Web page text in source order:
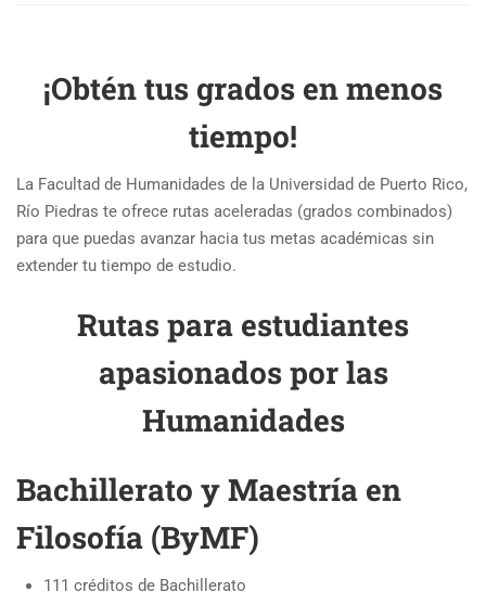
¡Obtén tus grados en menos
tiempo!
La Facultad de Humanidades de la Universidad de Puerto Rico,
Río Piedras te ofrece rutas aceleradas (grados combinados)
para que puedas avanzar hacia tus metas académicas sin
extender tu tiempo de estudio.
Rutas para estudiantes
apasionados por las
Humanidades
Bachillerato y Maestría en
Filosofía (ByMF)
111 créditos de Bachillerato